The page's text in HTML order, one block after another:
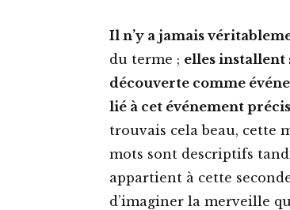
Il n’y a jamais
du terme ; elles installent
découverte comme
lié à cet événement
trouvais cela beau, cette
mots sont descriptifs
appartient à cette
d’imaginer la merveille